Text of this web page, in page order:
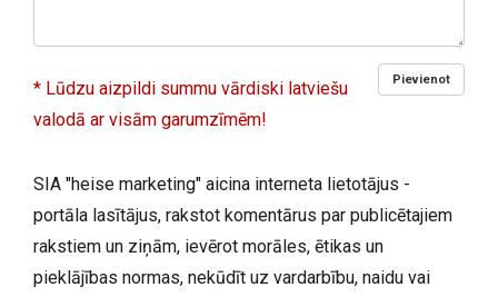
Pievienot
* Lūdzu aizpildi summu vārdiski latviešu
valodā ar visām garumzīmēm!
SIA "heise marketing" aicina interneta lietotājus -
portāla lasītājus, rakstot komentārus par publicētajiem
rakstiem un ziņām, ievērot morāles, ētikas un
pieklājības normas, nekūdīt uz vardarbību, naidu vai